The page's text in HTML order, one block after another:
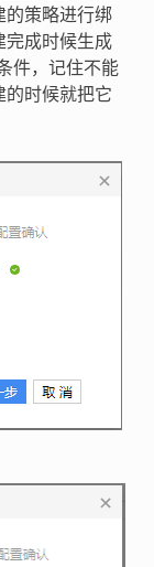
的策略进行绑
完成时候生成
件，记住不能
的时候就把它